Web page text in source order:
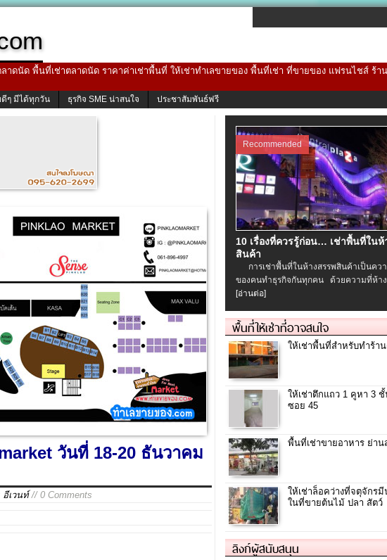
ดนัด พื้นที่เช่าตลาดนัด ราคาค่าเช่าพื้นที่ ให้เช่าทำเลขายของ พื้นที่เช่า ที่ขายของ แฟรนไชส์ ร้า
ดีๆ มีได้ทุกวัน ธุรกิจ SME น่าสนใจ ประชาสัมพันธ์ฟรี
วันที่ 18-20 ธันวาคม
อีเวนท์// 0 Comments
Recommended
10 เรื่องที่ควรรู้ก่อน… เช่าพื้นที่ในห้
สินค้า
การเช่าพื้นที่ในห้างสรรพสินค้าเป็นคว
ของคนทำธุรกิจกันทุกคน ด้วยความที่ห้าง
[อ่านต่อ]
พื้นที่ให้เช่าที่อาจสนใจ
ให้เช่าพื้นที่สำหรับทำร้า
ให้เช่าตึกแถว 1 คูหา 3
ซอย 45
พื้นที่เช่าขายอาหาร ย่า
ให้เช่าล็อคว่างที่จตุจักร
ในที่ขายต้นไม้ ปลา สัตว์
ลิงก์ผู้สนับสนุน